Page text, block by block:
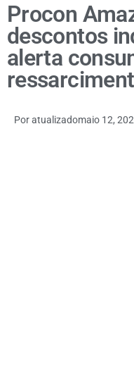
Procon
descontos
alerta
Poratualizadomaio 12,